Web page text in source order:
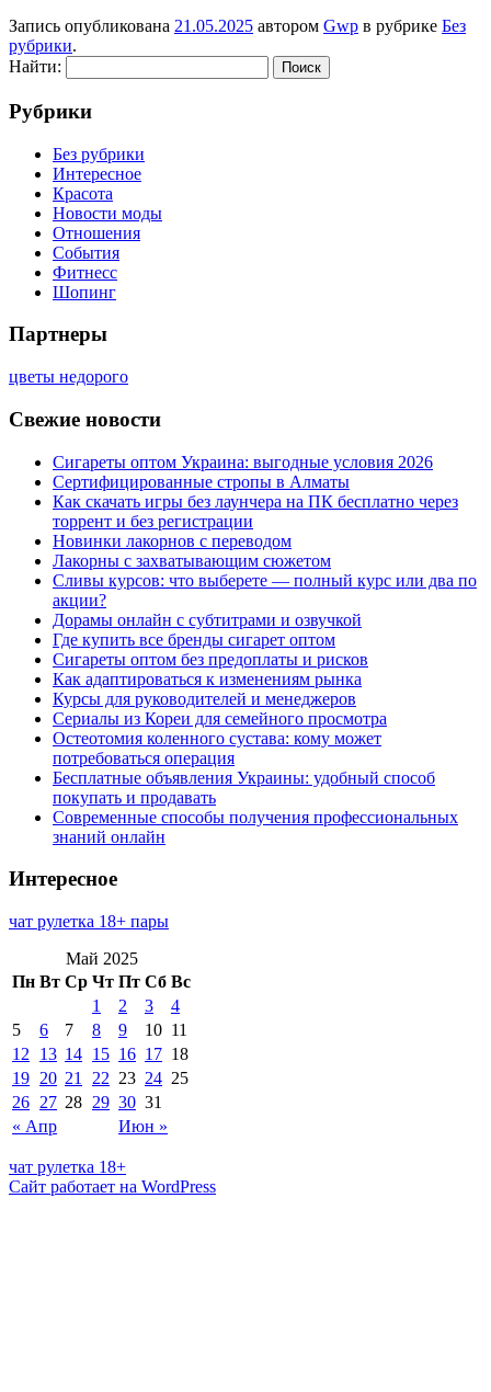
Запись опубликована 21.05.2025 автором Gwp в рубрике Без
рубрики.
Найти:
Рубрики
Без рубрики
Интересное
Красота
Новости моды
Отношения
События
Фитнесс
Шопинг
Партнеры
цветы недорого
Свежие новости
Сигареты оптом Украина: выгодные условия 2026
Сертифицированные стропы в Алматы
Как скачать игры без лаунчера на ПК бесплатно через
торрент и без регистрации
Новинки лакорнов с переводом
Лакорны с захватывающим сюжетом
Сливы курсов: что выберете — полный курс или два по
акции?
Дорамы онлайн с субтитрами и озвучкой
Где купить все бренды сигарет оптом
Сигареты оптом без предоплаты и рисков
Как адаптироваться к изменениям рынка
Курсы для руководителей и менеджеров
Сериалы из Кореи для семейного просмотра
Остеотомия коленного сустава: кому может
потребоваться операция
Бесплатные объявления Украины: удобный способ
покупать и продавать
Современные способы получения профессиональных
знаний онлайн
Интересное
чат рулетка 18+ пары
Май 2025
Пн Вт Ср Чт Пт Сб Вс
« Апр Июн »
1 2 3
4
5
6 7 8 9 10 11
12
13 14 15 16 17 18
19 20 21 22 23 24 25
26 27 28 29 30 31
чат рулетка 18+
Сайт работает на WordPress